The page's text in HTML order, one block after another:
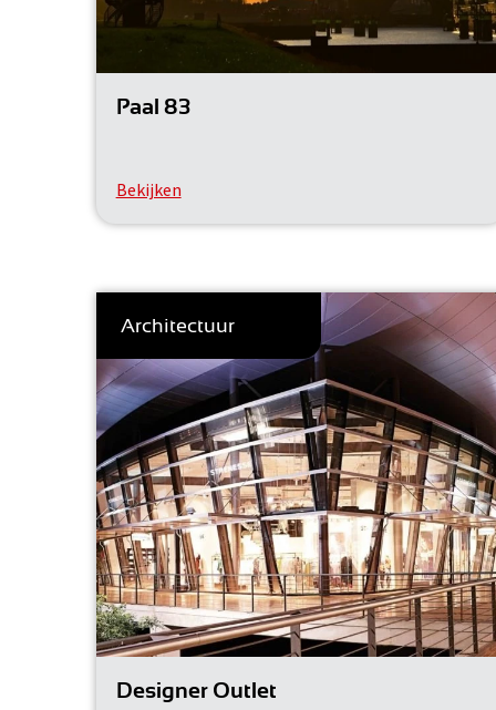
Paal 83
Bekijken
Architectuur
Designer Outlet